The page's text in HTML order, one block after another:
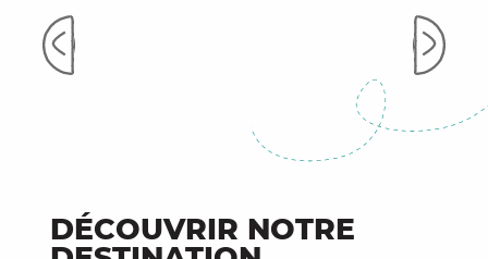
Direction Cajarc, en bus
DÉCOUVRIR NOTRE